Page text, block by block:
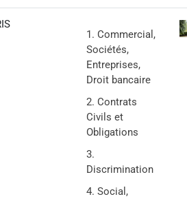
Commercial,
Sociétés,
Entreprises,
Droit bancaire
Contrats
Civils et
Obligations
Discrimination
Social,